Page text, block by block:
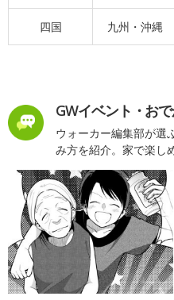
四国 九州・沖縄
GWイベント・お
ウォーカー編集部が選
み方を紹介。家で楽し